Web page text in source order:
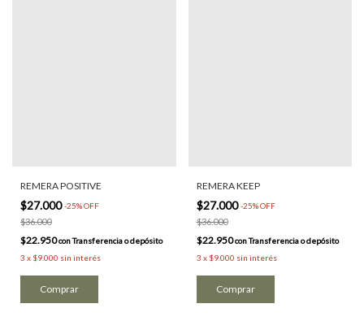
REMERA POSITIVE
$27.000-25%OFF
$36.000
$22.950conTransferencia o depósito
3 x $9.000 sin interés
Comprar
REMERA KEEP
$27.000-25%OFF
$36.000
$22.950conTransferencia o depósito
3 x $9.000 sin interés